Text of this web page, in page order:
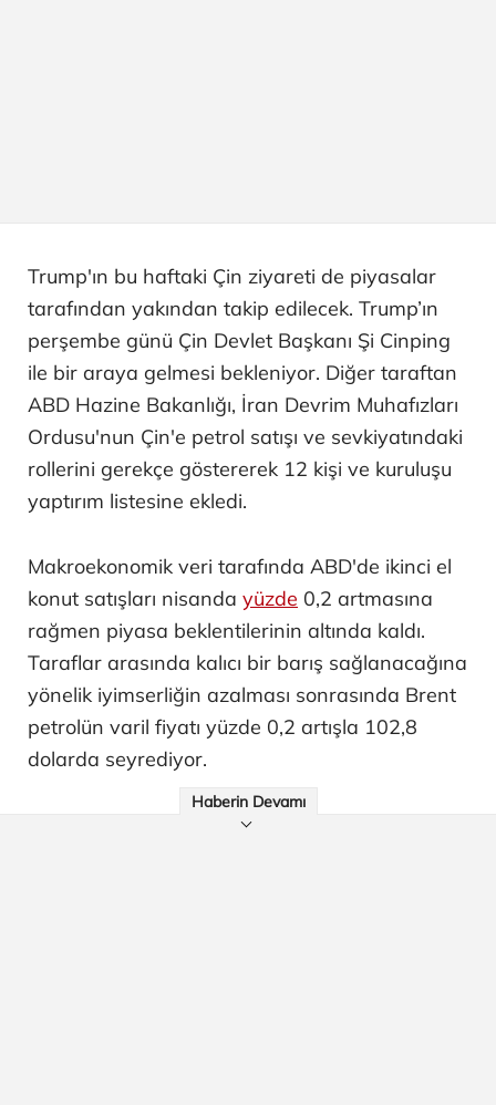
Trump'ın bu haftaki Çin ziyareti de piyasalar
tarafından yakından takip edilecek. Trump’ın
perşembe günü Çin Devlet Başkanı Şi Cinping
ile bir araya gelmesi bekleniyor. Diğer taraftan
ABD Hazine Bakanlığı, İran Devrim Muhafızları
Ordusu'nun Çin'e petrol satışı ve sevkiyatındaki
rollerini gerekçe göstererek 12 kişi ve kuruluşu
yaptırım listesine ekledi.
Makroekonomik veri tarafında ABD'de ikinci el
konut satışları nisanda yüzde 0,2 artmasına
rağmen piyasa beklentilerinin altında kaldı.
Taraflar arasında kalıcı bir barış sağlanacağına
yönelik iyimserliğin azalması sonrasında Brent
petrolün varil fiyatı yüzde 0,2 artışla 102,8
dolarda seyrediyor.
Haberin Devamı